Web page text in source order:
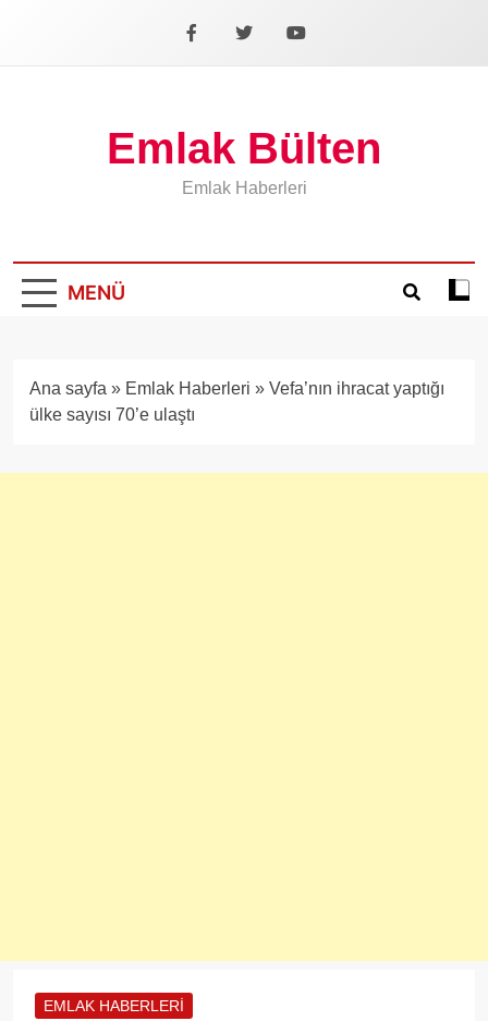
Facebook
X YouTube
Emlak Bülten
Emlak Haberleri
MENÜ
Koyu
Ana sayfa » Emlak Haberleri » Vefa’nın ihracat yaptığı
ülke sayısı 70’e ulaştı
EMLAK HABERLERI